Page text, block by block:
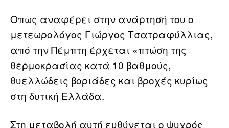
Όπως αναφέρει στην ανάρτησή του ο
μετεωρολόγος Γιώργος Τσατραφύλλιας,
από την Πέμπτη έρχεται «πτώση της
θερμοκρασίας κατά 10 βαθμούς,
θυελλώδεις βοριάδες και βροχές κυρίως
στη δυτική Ελλάδα.
Στη μεταβολή αυτή ευθύνεται ο ψυχρός